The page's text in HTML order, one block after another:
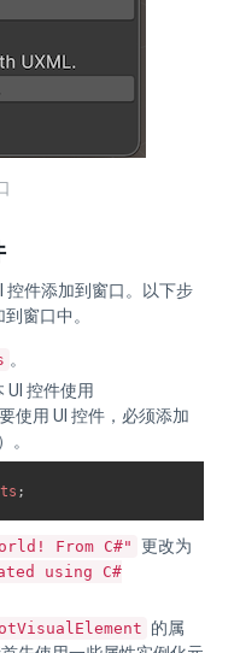
控件添加到窗口。以下步
窗口中。
。
控件使用
使用 UI 控件，必须添加
。
;
From C#" 更改为
using C#
的属